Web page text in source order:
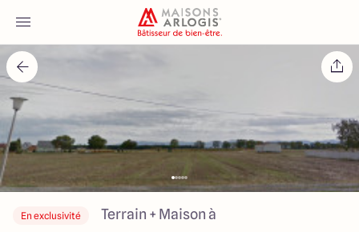
Accueil
Nos maisons
Nos annonces
Votre projet
En exclusivité Terrain + Maison à